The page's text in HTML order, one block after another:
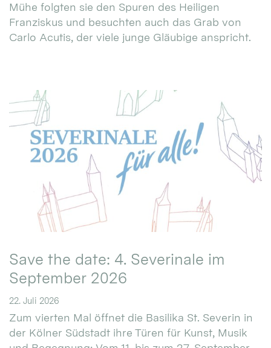
Mühe folgten sie den Spuren des Heiligen
Franziskus und besuchten auch das Grab von
Carlo Acutis, der viele junge Gläubige anspricht.
Save the date: 4. Severinale im
September 2026
22. Juli 2026
Zum vierten Mal öffnet die Basilika St. Severin in
der Kölner Südstadt ihre Türen für Kunst, Musik